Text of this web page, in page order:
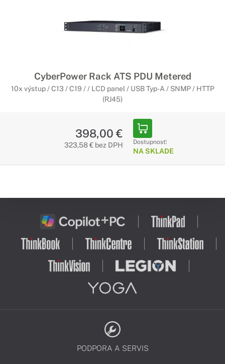
CyberPower Rack ATS PDU Metered
10x výstup / C13 / C19 / / LCD panel / USB Typ-A / SNMP / HTTP
(RJ45)
398,00 €
323,58 € bez DPH Dostupnosť:
NA SKLADE
PODPORA A SERVIS